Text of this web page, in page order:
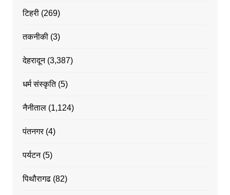
टिहरी(269)
तकनीकी(3)
देहरादून(3,387)
धर्म संस्कृति(5)
नैनीताल(1,124)
पंतनगर(4)
पर्यटन(5)
पिथौरागढ(82)